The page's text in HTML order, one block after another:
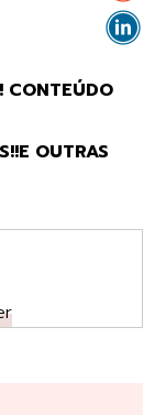
CONTEÚDO
OUTRAS